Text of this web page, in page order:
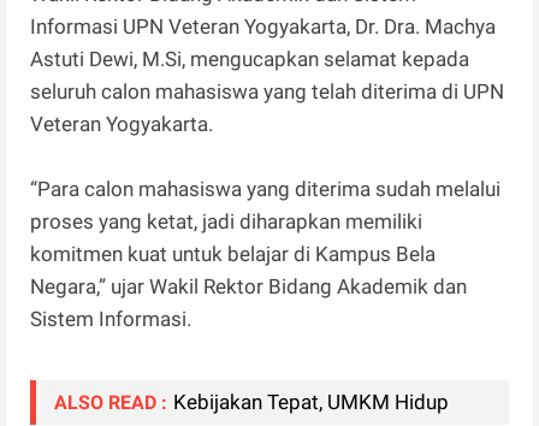
Informasi UPN Veteran Yogyakarta, Dr. Dra. Machya
Astuti Dewi, M.Si, mengucapkan selamat kepada
seluruh calon mahasiswa yang telah diterima di UPN
Veteran Yogyakarta.
“Para calon mahasiswa yang diterima sudah melalui
proses yang ketat, jadi diharapkan memiliki
komitmen kuat untuk belajar di Kampus Bela
Negara,” ujar Wakil Rektor Bidang Akademik dan
Sistem Informasi.
ALSO READ : Kebijakan Tepat, UMKM Hidup